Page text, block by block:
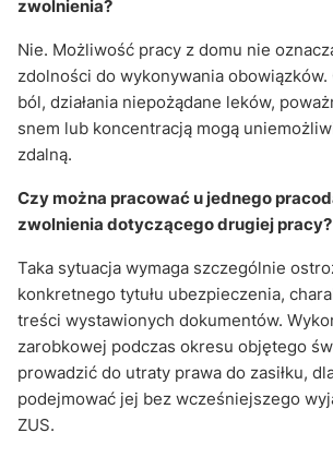
zwolnienia?
Nie. Możliwość pracy z domu nie
zdolności do wykonywania obowiązków.
ból, działania niepożądane leków,
snem lub koncentracją mogą
zdalną.
Czy można pracować u jednego
zwolnienia dotyczącego drugiej pracy?
Taka sytuacja wymaga szczególnie
konkretnego tytułu ubezpieczenia,
treści wystawionych dokumentów.
zarobkowej podczas okresu objętego
prowadzić do utraty prawa do zasiłku,
podejmować jej bez wcześniejszego
ZUS.